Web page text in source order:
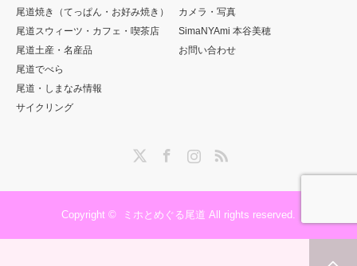
尾道焼き（てっぱん・お好み焼き）
尾道スウィーツ・カフェ・喫茶店
尾道土産・名産品
尾道でべら
尾道・しまなみ情報
サイクリング
カメラ・写真
SimaNYAmi 本谷美穂
お問い合わせ
InstagramRSS
Copyright © ミホとめぐる尾道 All rights reserved.